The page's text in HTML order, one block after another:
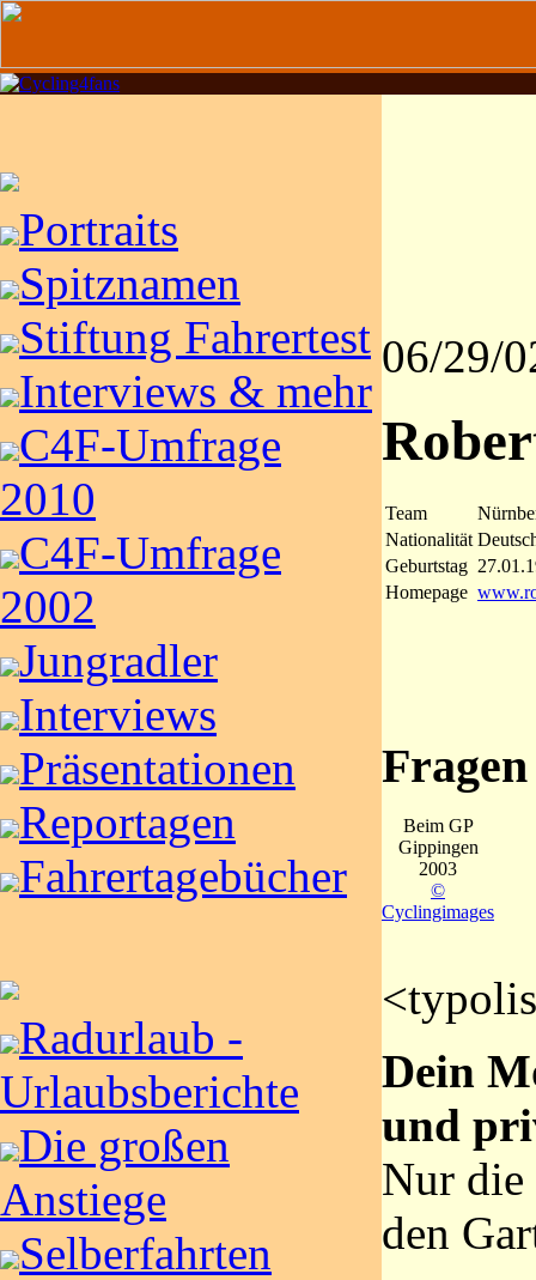
Portraits
Spitznamen
Stiftung Fahrertest
Interviews & mehr
C4F-Umfrage
2010
C4F-Umfrage
2002
Jungradler
Interviews
Präsentationen
Reportagen
Fahrertagebücher
Radurlaub -
Urlaubsberichte
Die großen
Anstiege
Selberfahrten
06/29/
Team
Nationalität
Geburtstag
Homepage
Beim GP
Gippingen
2003
©
Cyclingimages
Dein
und
Nur die
den